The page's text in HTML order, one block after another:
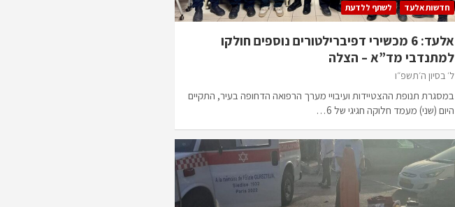
חדשות אלעד לשתף ללדעת
אלעד: 6 מכשירי דפיברילטורים נוספים חולקו
למתנדבי מד”א – הצלה
ל׳ בסיון ה׳תשפ״ו
במסגרת תנופת ההצטיידות ועיבויי מערך הרפואה הדחופה בעיר, התקיים
היום (שני) מעמד חלוקה חגיגי של 6…